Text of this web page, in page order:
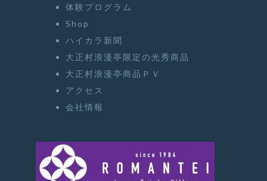
体験プログラム
Shop
ハイカラ新聞
大正村浪漫亭限定の光秀商品
大正村浪漫亭商品ＰＶ
アクセス
会社情報